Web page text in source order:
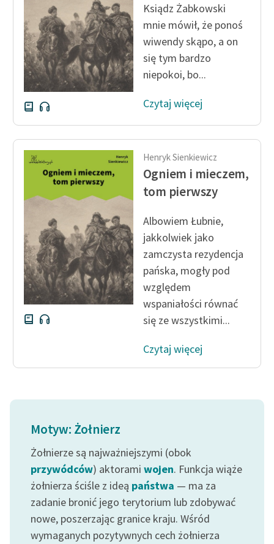
Ksiądz Żabkowski
mnie mówił, że ponoś
wiwendy skąpo, a on
się tym bardzo
niepokoi, bo...
Czytaj więcej
Henryk Sienkiewicz
Ogniem i mieczem,
tom pierwszy
Albowiem Łubnie,
jakkolwiek jako
zamczysta rezydencja
pańska, mogły pod
względem
wspaniałości równać
się ze wszystkimi...
Czytaj więcej
Motyw: Żołnierz
Żołnierze są najważniejszymi (obok
przywódców) aktorami wojen. Funkcja wiąże
żołnierza ściśle z ideą państwa — ma za
zadanie bronić jego terytorium lub zdobywać
nowe, poszerzając granice kraju. Wśród
wymaganych pozytywnych cech żołnierza